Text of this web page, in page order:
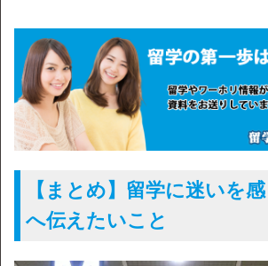
【まとめ】留学に迷いを
へ伝えたいこと